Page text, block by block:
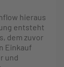
hieraus
entsteht
dem zuvor
Einkauf
und